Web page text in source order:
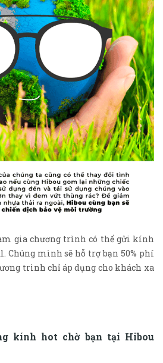
gia chương trình có thể gửi kính
Chúng mình sẽ hỗ trợ bạn 50% phí
trình chỉ áp dụng cho khách xa
kính hot chờ bạn tại Hibou